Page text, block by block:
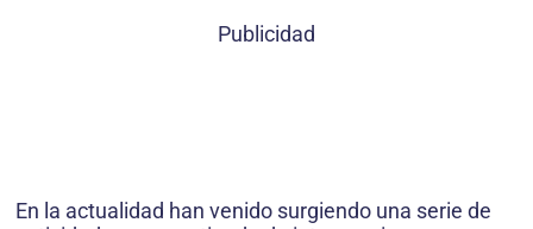
Publicidad
En la actualidad han venido surgiendo una serie de